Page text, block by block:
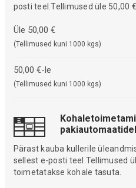
posti teel.Tellimused üle 50,00
Üle 50,00 €
(Tellimused kuni 1000 kgs)
50,00 €-le
(Tellimused kuni 1000 kgs)
Pärast kauba kullerile
sellest e-posti teel.Tellimused
toimetatakse kohale tasuta.